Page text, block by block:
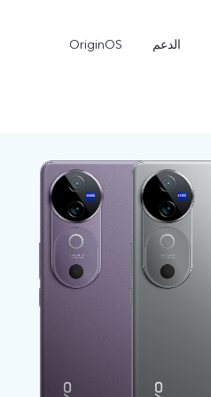
الدعم OriginOS